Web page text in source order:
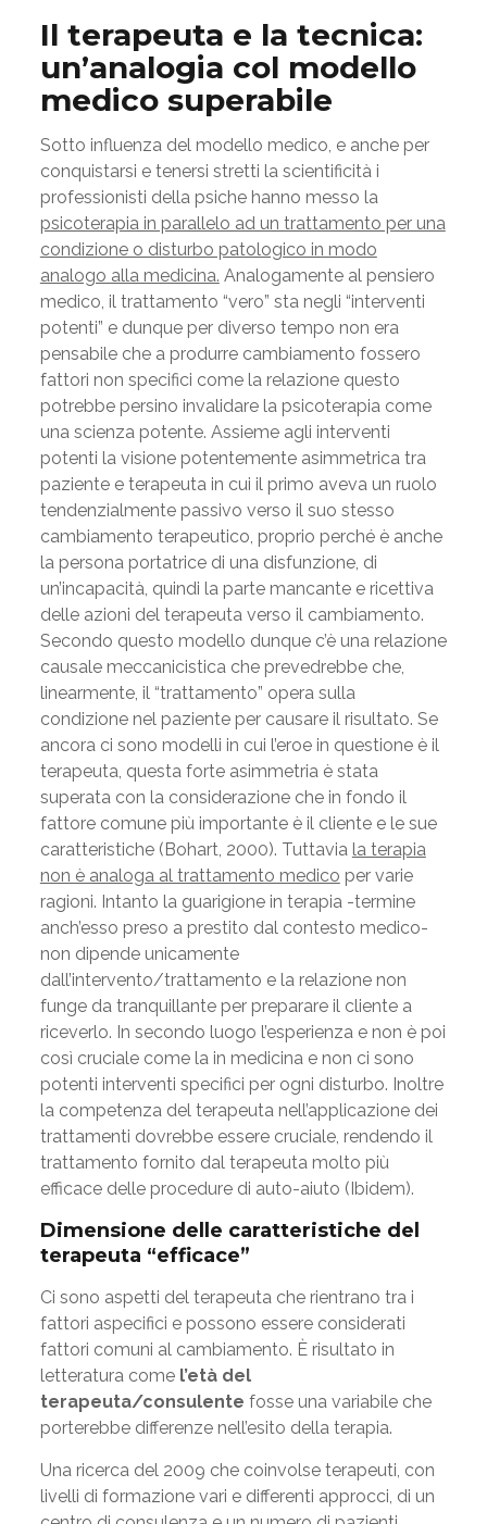
Il terapeuta e la tecnica:
un’analogia col modello
medico superabile
Sotto influenza del modello medico, e anche per
conquistarsi e tenersi stretti la scientificità i
professionisti della psiche hanno messo la
psicoterapia in parallelo ad un trattamento per una
condizione o disturbo patologico in modo
analogo alla medicina. Analogamente al pensiero
medico, il trattamento “vero” sta negli “interventi
potenti” e dunque per diverso tempo non era
pensabile che a produrre cambiamento fossero
fattori non specifici come la relazione questo
potrebbe persino invalidare la psicoterapia come
una scienza potente. Assieme agli interventi
potenti la visione potentemente asimmetrica tra
paziente e terapeuta in cui il primo aveva un ruolo
tendenzialmente passivo verso il suo stesso
cambiamento terapeutico, proprio perché è anche
la persona portatrice di una disfunzione, di
un’incapacità, quindi la parte mancante e ricettiva
delle azioni del terapeuta verso il cambiamento.
Secondo questo modello dunque c’è una relazione
causale meccanicistica che prevedrebbe che,
linearmente, il “trattamento” opera sulla
condizione nel paziente per causare il risultato. Se
ancora ci sono modelli in cui l’eroe in questione è il
terapeuta, questa forte asimmetria è stata
superata con la considerazione che in fondo il
fattore comune più importante è il cliente e le sue
caratteristiche (Bohart, 2000). Tuttavia la terapia
non è analoga al trattamento medico per varie
ragioni. Intanto la guarigione in terapia -termine
anch’esso preso a prestito dal contesto medico-
non dipende unicamente
dall’intervento/trattamento e la relazione non
funge da tranquillante per preparare il cliente a
riceverlo. In secondo luogo l’esperienza e non è poi
così cruciale come la in medicina e non ci sono
potenti interventi specifici per ogni disturbo. Inoltre
la competenza del terapeuta nell’applicazione dei
trattamenti dovrebbe essere cruciale, rendendo il
trattamento fornito dal terapeuta molto più
efficace delle procedure di auto-aiuto (Ibidem).
Dimensione delle caratteristiche del
terapeuta “efficace”
Ci sono aspetti del terapeuta che rientrano tra i
fattori aspecifici e possono essere considerati
fattori comuni al cambiamento. È risultato in
letteratura come l’età del
terapeuta/consulente fosse una variabile che
porterebbe differenze nell’esito della terapia.
Una ricerca del 2009 che coinvolse terapeuti, con
livelli di formazione vari e differenti approcci, di un